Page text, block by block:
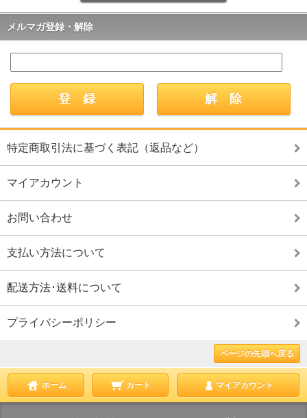
メルマガ登録・解除
特定商取引法に基づく表記（返品など）
マイアカウント
お問い合わせ
支払い方法について
配送方法･送料について
プライバシーポリシー
ページの先頭へ戻る
ホーム カート マイアカウント